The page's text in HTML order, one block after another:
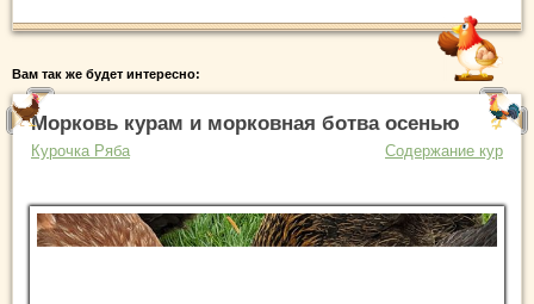
Вам так же будет интересно:
Морковь курам и морковная ботва осенью
Курочка Ряба Содержание кур